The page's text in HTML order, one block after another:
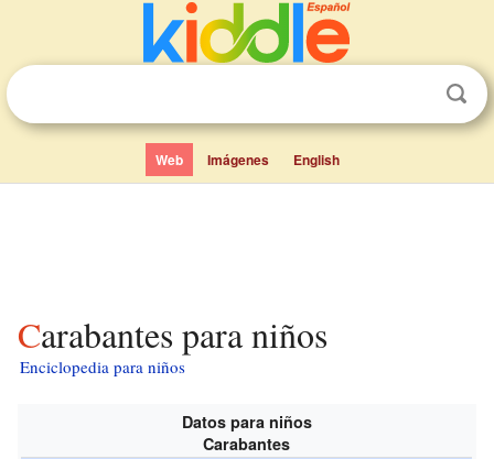
Web Imágenes English
Carabantes para niños
Enciclopedia para niños
Datos para niños
Carabantes